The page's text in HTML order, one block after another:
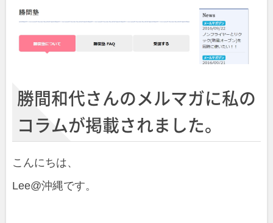
勝間和代さんのメルマガに私の
コラムが掲載されました。
こんにちは、
Lee@沖縄です。